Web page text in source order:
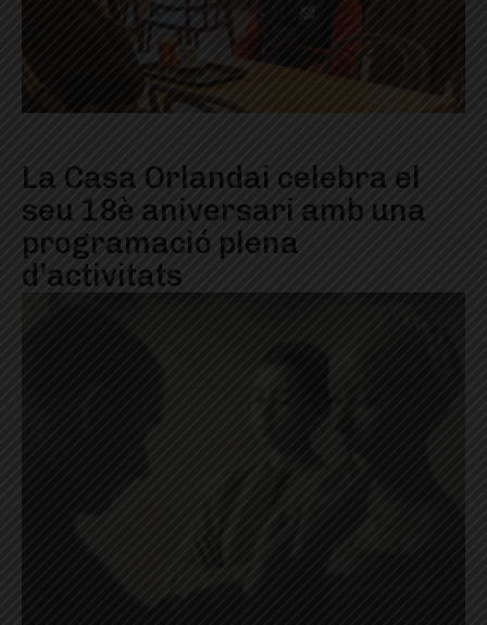
La Casa Orlandai celebra el
seu 18è aniversari amb una
programació plena
d’activitats